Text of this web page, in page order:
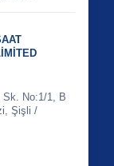
Sk. No:1/1, B
Şişli /